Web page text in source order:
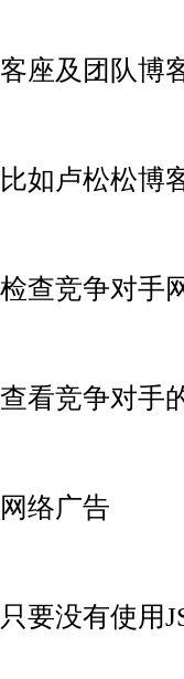
客座及团队博
比如卢松松博
检查竞争对手
查看竞争对手
网络广告
只要没有使用